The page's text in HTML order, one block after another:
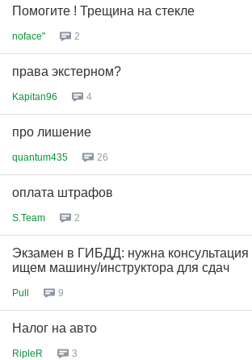
Помогите ! Трещина на стекле
noface" 2
права экстерном?
Kapitan96 4
про лишение
quantum435 26
оплата штрафов
S.Team 2
Экзамен в ГИБДД: нужна консультация
ищем машину/инструктора для сдач
Pull 9
Налог на авто
RipleR 3